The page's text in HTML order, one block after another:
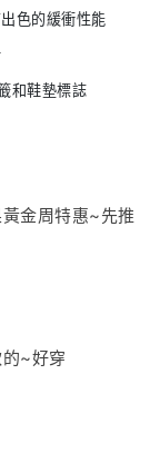
色的緩衝性能
和鞋墊標誌
金周特惠~先推
~好穿